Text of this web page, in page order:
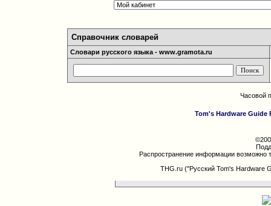
Справочник словарей
Словари русского языка - www.gramota.ru
Часовой
Tom's Hardware Guide
Распространение информации возможно
THG.ru ("Русский Tom's Hardware